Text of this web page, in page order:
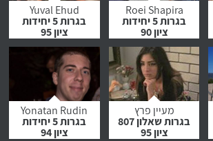
Roei Shapira
בגרות 5 יחידות
ציון 90
לחץ לצפייה
בהמלצה
Yuval Ehud
בגרות 5 יחידות
ציון 95
לחץ לצפייה
בהמלצה
מעיין פרץ
בגרות שאלון 807
ציון 95
Yonatan Rudin
בגרות 5 יחידות
ציון 94